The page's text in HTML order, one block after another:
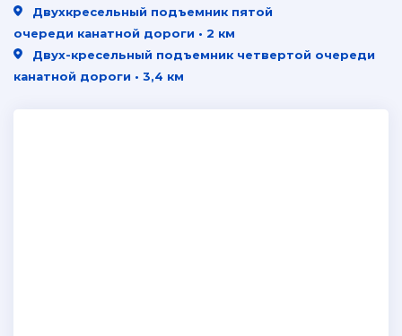
Двухкресельный подъемник пятой
очереди канатной дороги • 2 км
Двух-кресельный подъемник четвертой очереди
канатной дороги • 3,4 км